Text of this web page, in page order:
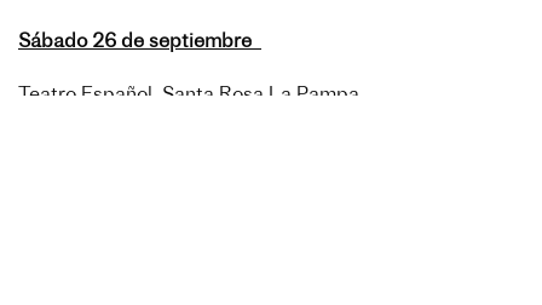
Sábado 26 de septiembre
Teatro Español, Santa Rosa La Pampa